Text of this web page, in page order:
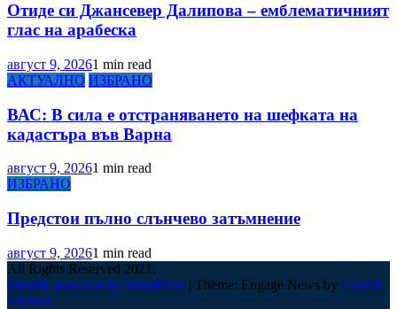
Отиде си Джансевер Далипова – емблематичният
глас на арабеска
август 9, 20261 min read
АКТУАЛНО ИЗБРАНО
ВАС: В сила е отстраняването на шефката на
кадастъра във Варна
август 9, 20261 min read
ИЗБРАНО
Предстои пълно слънчево затъмнение
август 9, 20261 min read
All Rights Reserved 2021.
Proudly powered by WordPress | Theme: Engage News by Candid
Themes.